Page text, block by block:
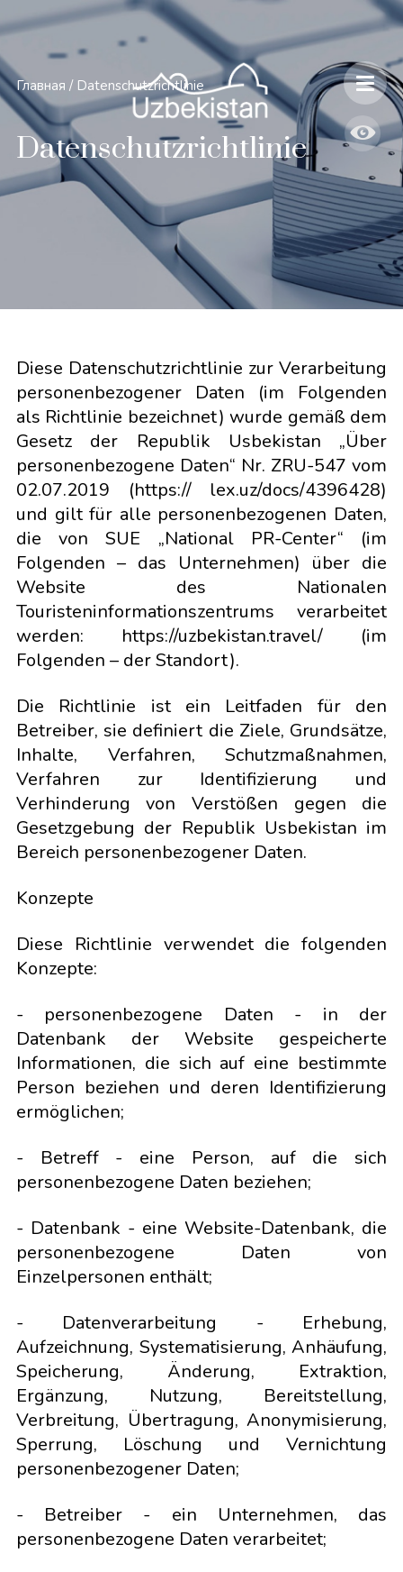
Главная / Datenschutzrichtlinie
Datenschutzrichtlinie
Diese Datenschutzrichtlinie zur Verarbeitung
personenbezogener Daten (im Folgenden
als Richtlinie bezeichnet) wurde gemäß dem
Gesetz der Republik Usbekistan „Über
personenbezogene Daten“ Nr. ZRU-547 vom
02.07.2019 (https:// lex.uz/docs/4396428)
und gilt für alle personenbezogenen Daten,
die von SUE „National PR-Center“ (im
Folgenden – das Unternehmen) über die
Website des Nationalen
Touristeninformationszentrums verarbeitet
werden: https://uzbekistan.travel/ (im
Folgenden – der Standort).
Die Richtlinie ist ein Leitfaden für den
Betreiber, sie definiert die Ziele, Grundsätze,
Inhalte, Verfahren, Schutzmaßnahmen,
Verfahren zur Identifizierung und
Verhinderung von Verstößen gegen die
Gesetzgebung der Republik Usbekistan im
Bereich personenbezogener Daten.
Konzepte
Diese Richtlinie verwendet die folgenden
Konzepte:
- personenbezogene Daten - in der
Datenbank der Website gespeicherte
Informationen, die sich auf eine bestimmte
Person beziehen und deren Identifizierung
ermöglichen;
- Betreff - eine Person, auf die sich
personenbezogene Daten beziehen;
- Datenbank - eine Website-Datenbank, die
personenbezogene Daten von
Einzelpersonen enthält;
- Datenverarbeitung - Erhebung,
Aufzeichnung, Systematisierung, Anhäufung,
Speicherung, Änderung, Extraktion,
Ergänzung, Nutzung, Bereitstellung,
Verbreitung, Übertragung, Anonymisierung,
Sperrung, Löschung und Vernichtung
personenbezogener Daten;
- Betreiber - ein Unternehmen, das
personenbezogene Daten verarbeitet;